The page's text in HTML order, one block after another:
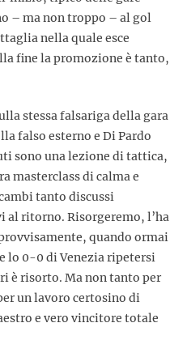
– ma non troppo – al gol
nella quale esce
fine la promozione è tanto,
stessa falsariga della gara
falso esterno e Di Pardo
sono una lezione di tattica,
masterclass di calma e
tanto discussi
al ritorno. Risorgeremo, l’ha
quando ormai
lo 0-0 di Venezia ripetersi
è risorto. Ma non tanto per
un lavoro certosino di
e vero vincitore totale